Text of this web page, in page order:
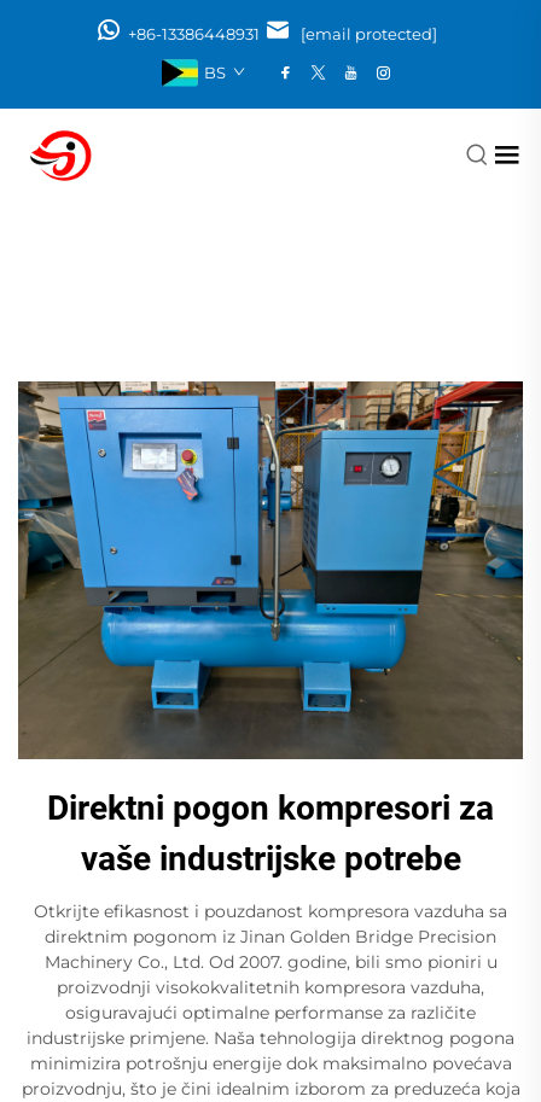
+86-13386448931
[email protected]
BS
Direktni pogon kompresori za
vaše industrijske potrebe
Otkrijte efikasnost i pouzdanost kompresora vazduha sa
direktnim pogonom iz Jinan Golden Bridge Precision
Machinery Co., Ltd. Od 2007. godine, bili smo pioniri u
proizvodnji visokokvalitetnih kompresora vazduha,
osiguravajući optimalne performanse za različite
industrijske primjene. Naša tehnologija direktnog pogona
minimizira potrošnju energije dok maksimalno povećava
proizvodnju, što je čini idealnim izborom za preduzeća koja